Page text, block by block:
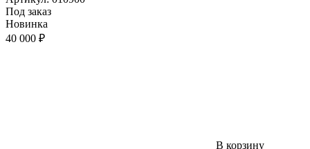
Под заказ
Новинка
40 000 ₽
В корзину